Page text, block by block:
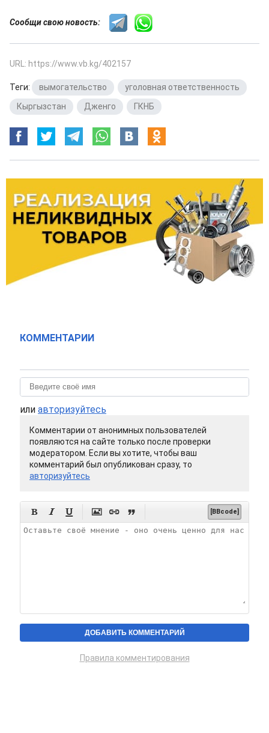
Сообщи свою новость:
URL: https://www.vb.kg/402157
Теги: вымогательство уголовная ответственность
Кыргызстан
Дженго ГКНБ
КОММЕНТАРИИ
или авторизуйтесь
Комментарии от анонимных пользователей
появляются на сайте только после проверки
модератором. Если вы хотите, чтобы ваш
комментарий был опубликован сразу, то
авторизуйтесь
      [BBcode]
Правила комментирования